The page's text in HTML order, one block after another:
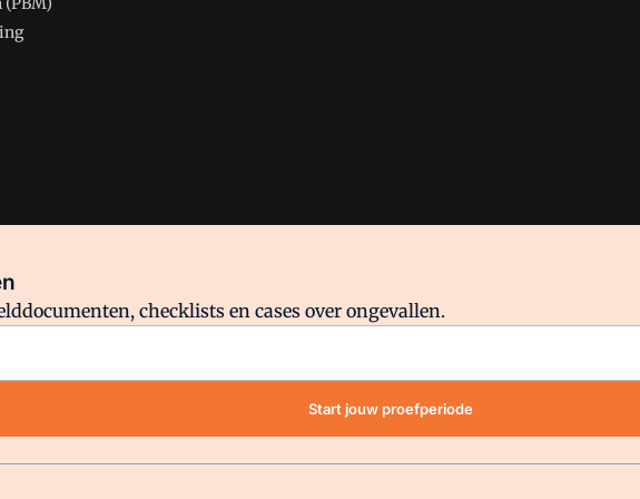
inons manifestwaar VMN media voor staat. Op gebruik van deze site zijn de
checklists en cases over ongevallen.
Start jouw proefperiode